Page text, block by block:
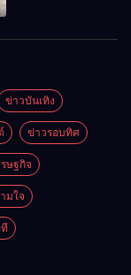
Thailand
สร้างโอกาส
ธุรกิจครบ
วงจร ด้วยครับ
ศักยภาพเจ้า
หน้าที่ท้องถิ่น
รับมืออัคคีภัย
ตามมาตรฐาน
สากล
ข่าวบันเทิง
ข่าวรอบทิศ
ษฐกิจ
มใจ